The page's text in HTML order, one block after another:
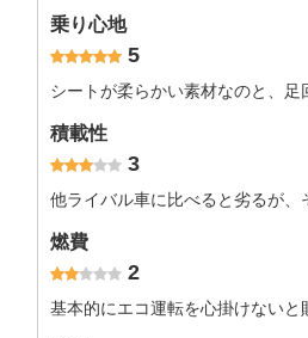
乗り心地
5
シートが柔らかい素材なのと、足
積載性
3
他ライバル車に比べると劣るが、
燃費
2
基本的にエコ運転を心掛けないと